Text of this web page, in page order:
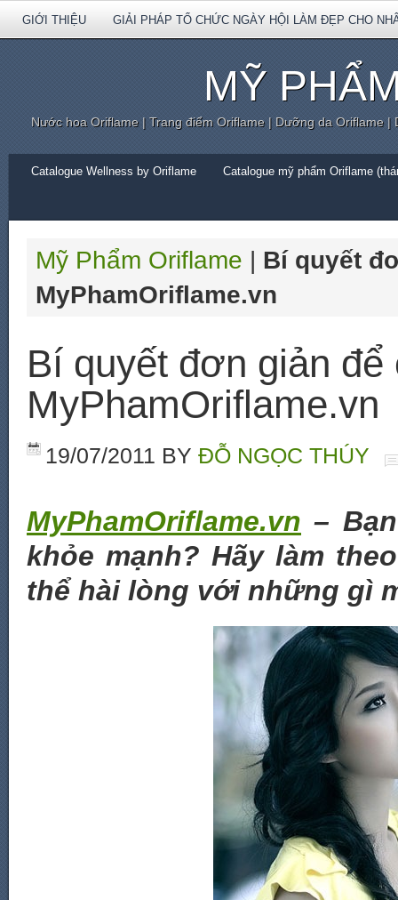
GIỚI THIỆU GIẢI PHÁP TỔ CHỨC NGÀY HỘI LÀM ĐẸP CHO
MỸ
Nước hoa Oriflame | Trang điểm Oriflame | Dưỡng da Oriflame
Catalogue Wellness by Oriflame Catalogue mỹ phẩm Oriflame
Mỹ Phẩm Oriflame | Bí quyết
MyPhamOriflame.vn
Bí quyết đơn giản để
MyPhamOriflame.vn
19/07/2011 BY ĐỖ NGỌC THÚY
MyPhamOriflame.vn –
khỏe mạnh? Hãy làm
thể hài lòng với những gì